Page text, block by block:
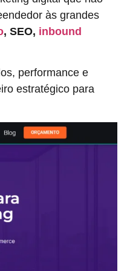
às grandes
, SEO, inbound
performance e
estratégico para